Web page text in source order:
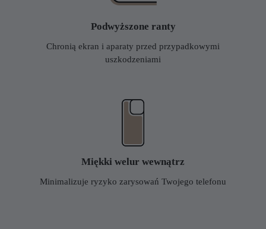
Podwyższone ranty
Chronią ekran i aparaty przed przypadkowymi
uszkodzeniami
Miękki welur wewnątrz
Minimalizuje ryzyko zarysowań Twojego telefonu